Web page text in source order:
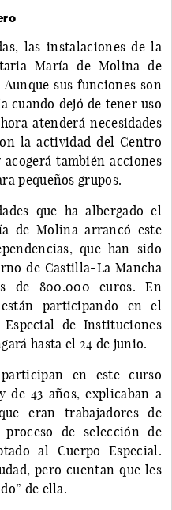
las instalaciones de la
María de Molina de
sus funciones son
cuando dejó de tener uso
atenderá necesidades
la actividad del Centro
también acciones
pequeños grupos.
que ha albergado el
de Molina arrancó este
que han sido
de Castilla-La Mancha
de 800.000 euros. En
participando en el
de Instituciones
hasta el 24 de junio.
en este curso
de 43 años, explicaban a
eran trabajadores de
de selección de
al Cuerpo Especial.
pero cuentan que les
de ella.